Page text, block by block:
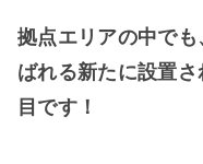
拠点エリアの中で
ばれる新たに設置
目です！